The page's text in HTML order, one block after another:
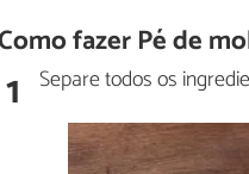
fazer Pé de
1 Separe todos os